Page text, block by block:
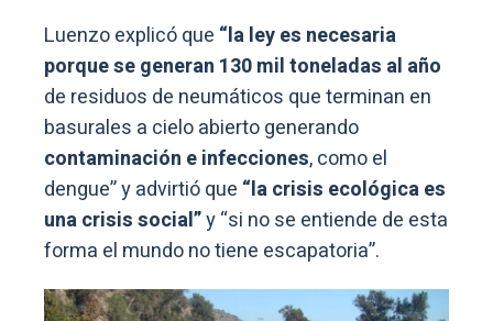
Luenzo explicó que “la ley es necesaria
porque se generan 130 mil toneladas al año
de residuos de neumáticos que terminan en
basurales a cielo abierto generando
contaminación e infecciones, como el
dengue” y advirtió que “la crisis ecológica es
una crisis social”y “si no se entiende de esta
forma el mundo no tiene escapatoria”.